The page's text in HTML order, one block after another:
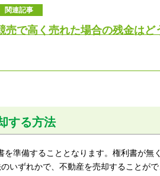
関連記事
売で高く売れた場合の残金は
する方法
準備することとなります。権利書が無
いずれかで、不動産を売却することがで